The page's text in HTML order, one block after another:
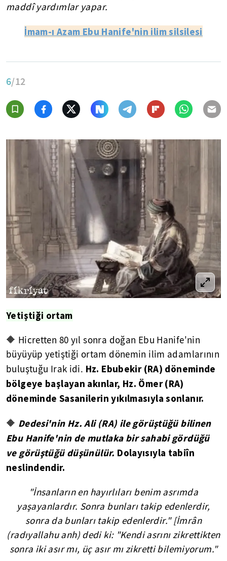
maddî yardımlar yapar.
İmam-ı Azam Ebu Hanife'nin ilim silsilesi
6/12
Yetiştiği ortam
🔶 Hicretten 80 yıl sonra doğan Ebu Hanife'nin
büyüyüp yetiştiği ortam dönemin ilim adamlarının
buluştuğu Irak idi. Hz. Ebubekir (RA) döneminde
bölgeye başlayan akınlar, Hz. Ömer (RA)
döneminde Sasanilerin yıkılmasıyla sonlanır.
🔶 Dedesi'nin Hz. Ali (RA) ile görüştüğü bilinen
Ebu Hanife'nin de mutlaka bir sahabi gördüğü
ve görüştüğü düşünülür. Dolayısıyla tabiîn
neslindendir.
"İnsanların en hayırlıları benim asrımda
yaşayanlardır. Sonra bunları takip edenlerdir,
sonra da bunları takip edenlerdir." [İmrân
(radıyallahu anh) dedi ki: "Kendi asrını zikrettikten
sonra iki asır mı, üç asır mı zikretti bilemiyorum."